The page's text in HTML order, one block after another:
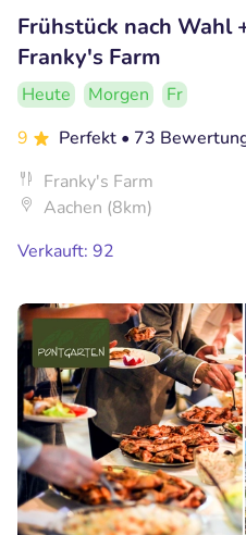
Frühstück nach Wahl
Franky's Farm
Heute Morgen
Fr
9
Perfekt • 73
Franky's Farm
Aachen (8km)
Verkauft: 92